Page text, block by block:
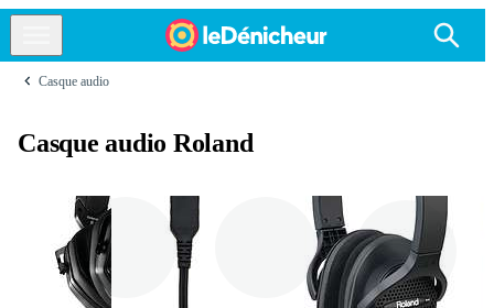
Casque audio
Casque audio Roland